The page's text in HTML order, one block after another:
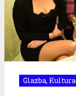
Glazba, Kultura